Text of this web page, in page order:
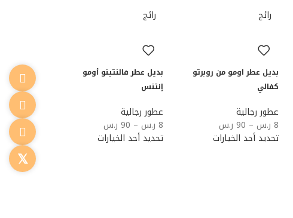
رائج
بديل عطر اومو من روبرتو
كفالي
عطور رجالية
8 ر.س –
90 ر.س
تحديد أحد الخيارات
رائج
بديل عطر فالنتينو أومو
إنتنس
عطور رجالية
8 ر.س –
90 ر.س
تحديد أحد الخيارات